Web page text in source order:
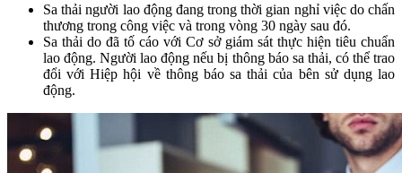
Sa thải người lao động đang trong thời gian nghỉ việc do chấn
thương trong công việc và trong vòng 30 ngày sau đó.
Sa thải do đã tố cáo với Cơ sở giám sát thực hiện tiêu chuẩn
lao động. Người lao động nếu bị thông báo sa thải, có thể trao
đổi với Hiệp hội về thông báo sa thải của bên sử dụng lao
động.